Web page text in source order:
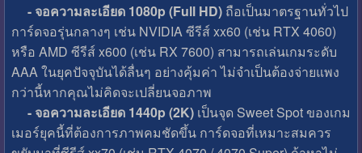
- จอความละเอียด 1080p (Full HD)ถือเป็นมาตรฐานทั่วไป
การ์ดจอรุ่นกลางๆ เช่น NVIDIA ซีรีส์ xx60 (เช่น RTX 4060)
หรือ AMD ซีรีส์ x600 (เช่น RX 7600) สามารถเล่นเกมระดับ
AAA ในยุคปัจจุบันได้ลื่นๆ อย่างคุ้มค่า ไม่จำเป็นต้องจ่ายแพง
กว่านี้หากคุณไม่คิดจะเปลี่ยนจอภาพ
- จอความละเอียด 1440p (2K)เป็นจุด Sweet Spot ของเกม
เมอร์ยุคนี้ที่ต้องการภาพคมชัดขึ้น การ์ดจอที่เหมาะสมควร